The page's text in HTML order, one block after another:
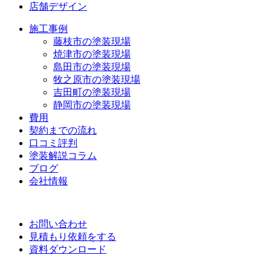
店舗デザイン
施工事例
藤枝市の塗装現場
焼津市の塗装現場
島田市の塗装現場
牧之原市の塗装現場
吉田町の塗装現場
静岡市の塗装現場
費用
契約までの流れ
口コミ評判
塗装解説コラム
ブログ
会社情報
お問い合わせ
見積もり依頼をする
資料ダウンロード